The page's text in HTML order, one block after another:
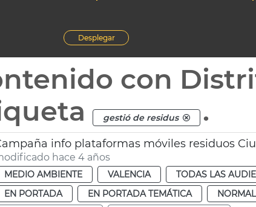
Desplegar
con
gestió de residus .
info plataformas móviles residuos
hace 4 años
MEDIO AMBIENTE VALENCIA TODAS LAS
EN PORTADA
EN PORTADA TEMÁTICA NORMAL